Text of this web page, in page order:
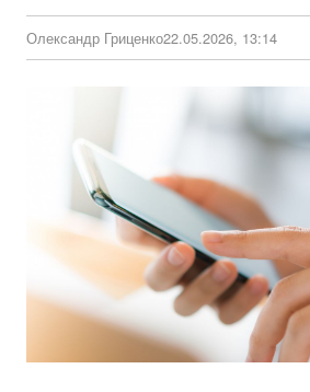
Олександр Гриценко22.05.2026, 13:14